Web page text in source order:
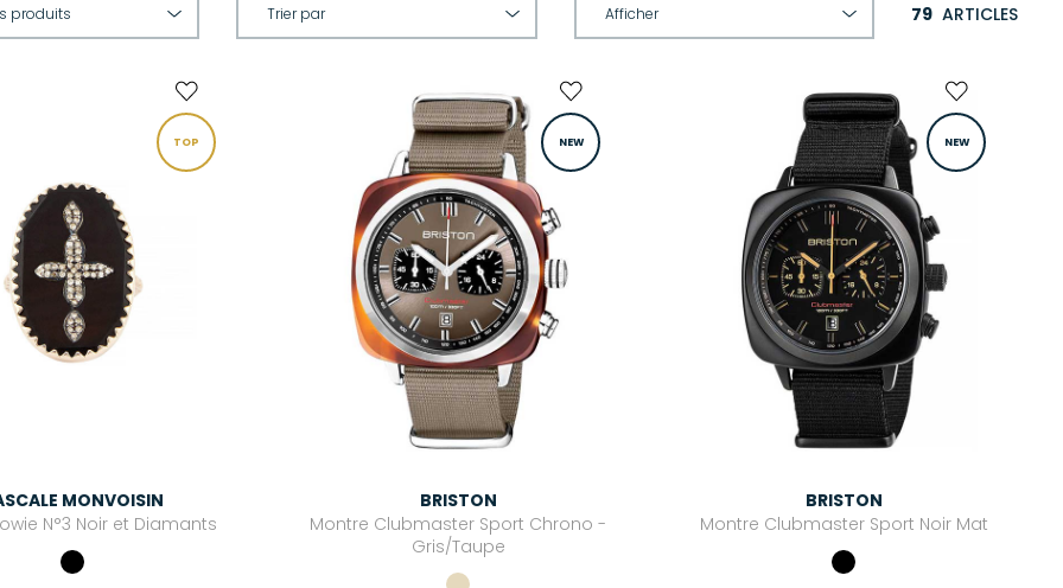
79 ARTICLES
TOP
MONVOISIN
N°3 Noir et Diamants
NEW
BRISTON
Montre Clubmaster Sport Chrono -
Gris/Taupe
NEW
BRISTON
Montre Clubmaster Sport Noir Mat